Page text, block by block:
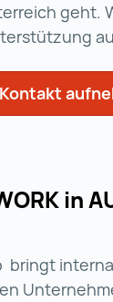
geht.
Kontakt
in
bringt